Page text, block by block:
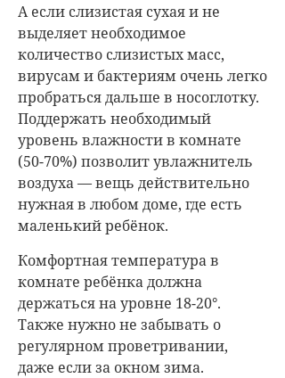
А если слизистая сухая и не
выделяет необходимое
количество слизистых масс,
вирусам и бактериям очень легко
пробраться дальше в носоглотку.
Поддержать необходимый
уровень влажности в комнате
(50-70%) позволит увлажнитель
воздуха — вещь действительно
нужная в любом доме, где есть
маленький ребёнок.
Комфортная температура в
комнате ребёнка должна
держаться на уровне 18-20°.
Также нужно не забывать о
регулярном проветривании,
даже если за окном зима.